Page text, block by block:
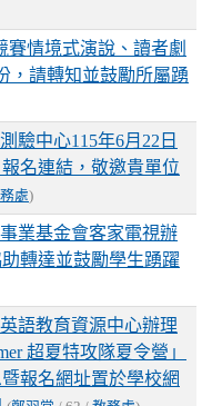
賽情境式演說、讀者劇
，請轉知並鼓勵所屬踴
驗中心115年6月22日
名連結，敬邀貴單位
處)
業基金會客家電視辦
轉達並鼓勵學生踴躍
語教育資源中心辦理
超夏特攻隊夏令營」
報名網址置於學校網